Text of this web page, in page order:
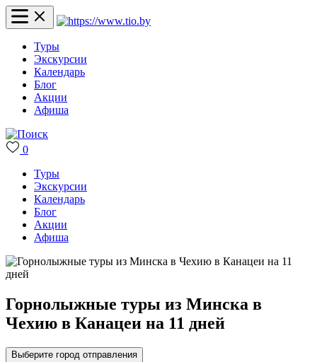
Туры
Экскурсии
Календарь
Блог
Акции
Афиша
0
Туры
Экскурсии
Календарь
Блог
Акции
Афиша
Горнолыжные туры из Минска в
Чехию в Канацеи на 11 дней
Выберите город отправления